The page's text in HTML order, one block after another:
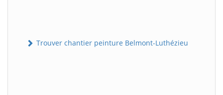
Trouver chantier peinture Belmont-Luthézieu